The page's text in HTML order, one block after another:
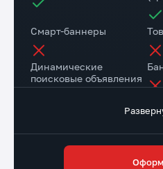
Смарт-баннеры
Динамические
поисковые объявления
Повышение конверсии